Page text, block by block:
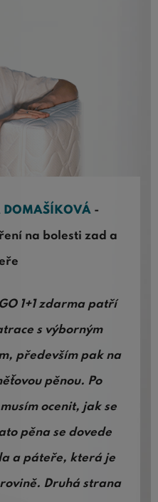
-
na bolesti zad a
1+1 zdarma patří
s výborným
především pak na
pěnou. Po
ocenit, jak se
pěna se dovede
a páteře, která je
Druhá strana